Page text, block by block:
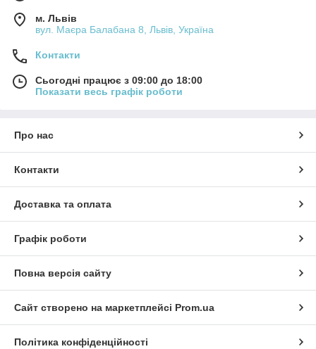
м. Львів
вул. Маєра Балабана 8, Львів, Україна
Контакти
Сьогодні працює з 09:00 до 18:00
Показати весь графік роботи
Про нас
Контакти
Доставка та оплата
Графік роботи
Повна версія сайту
Сайт створено на маркетплейсі Prom.ua
Політика конфіденційності